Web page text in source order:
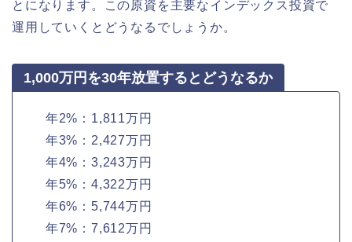
とになります。この原資を主要なインデックス投資で
運用していくとどうなるでしょうか。
1,000万円を30年放置するとどうなるか
年2%：1,811万円
年3%：2,427万円
年4%：3,243万円
年5%：4,322万円
年6%：5,744万円
年7%：7,612万円